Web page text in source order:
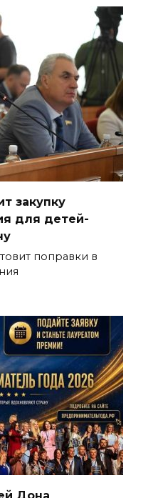
закупку
для детей-
поправки в
Дона